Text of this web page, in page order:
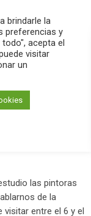
pause PLAY
pasan
las pintoras
de la
visitar entre el 6 y el
brindarle la
preferencias y
acepta el
visitar
un